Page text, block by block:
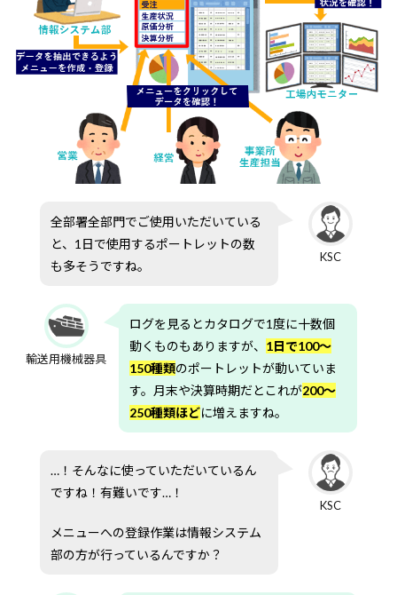
全部署全部門でご使用いただいている
と、1日で使用するポートレットの数
も多そうですね。
KSC
輸送用機械器具
ログを見るとカタログで1度に十数個
動くものもありますが、 1日で100～
150種類のポートレットが動いていま
す。月末や決算時期だとこれが200～
250種類ほどに増えますね。
…！そんなに使っていただいているん
ですね！有難いです…！
メニューへの登録作業は情報システム
部の方が行っているんですか？
KSC